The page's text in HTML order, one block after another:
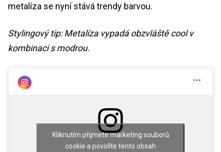
metalíza se nyní stává trendy barvou.
Stylingový tip: Metalíza vypadá obzvláště cool v
kombinaci s modrou.
Kliknutím přijmete marketing souborů
cookie a povolíte tento obsah